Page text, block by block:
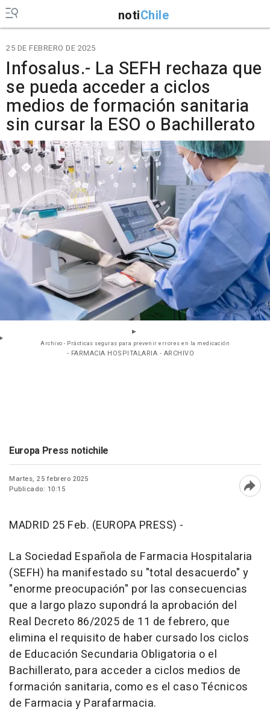
notiChile
25 DE FEBRERO DE 2025
Infosalus.- La SEFH rechaza que
se pueda acceder a ciclos
medios de formación sanitaria
sin cursar la ESO o Bachillerato
Archivo - Prácticas seguras para prevenir errores en la medicación
- FARMACIA HOSPITALARIA - ARCHIVO
Europa Press notichile
Martes, 25 febrero 2025
Publicado: 10:15
MADRID 25 Feb. (EUROPA PRESS) -
La Sociedad Española de Farmacia Hospitalaria
(SEFH) ha manifestado su "total desacuerdo" y
"enorme preocupación" por las consecuencias
que a largo plazo supondrá la aprobación del
Real Decreto 86/2025 de 11 de febrero, que
elimina el requisito de haber cursado los ciclos
de Educación Secundaria Obligatoria o el
Bachillerato, para acceder a ciclos medios de
formación sanitaria, como es el caso Técnicos
de Farmacia y Parafarmacia.